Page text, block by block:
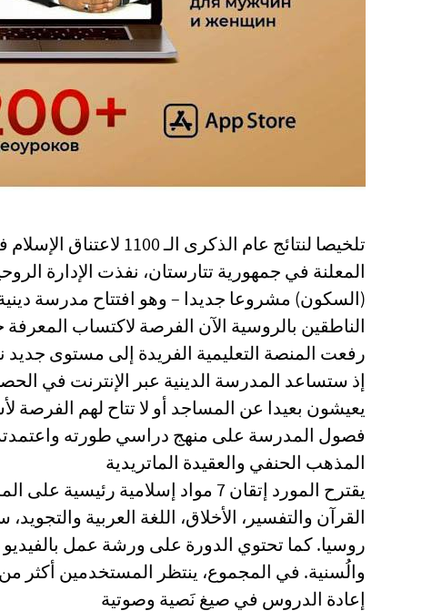
تلخيصا لنتائج عام
المعلنة في جمهورية تتارستان، نفذت الإدارة
(السكون) مشروعا جديدا – وهو افتتاح مدرسة
الناطقين بالروسية الآن الفرصة لاكتساب
رفعت المنصة التعليمية الفريدة إلى مستوى جديد
إذ ستساعد المدرسة الدينية عبر الإنترنت في
يعيشون بعيدا عن المساجد أو لا تتاح لهم
فصول المدرسة على منهج دراسي طورته واعتمدته
المذهب الحنفي والعقيدة الماتريدية
يقترح المورد إتقان 7 مواد
القرآن والتفسير، الأخلاق، اللغة العربية
روسيا. كما تحتوي الدورة على ورشة عمل بالفيديو
إعادة الدروس في صيغ نَصية وصوتية